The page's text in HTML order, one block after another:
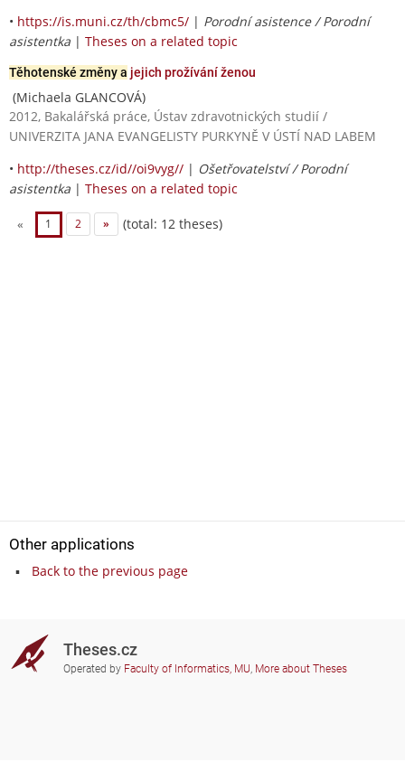
• https://is.muni.cz/th/cbmc5/ | Porodní asistence / Porodní
asistentka | Theses on a related topic
Těhotenské změny a jejich prožívání ženou
(Michaela GLANCOVÁ)
2012, Bakalářská práce, Ústav zdravotnických studií /
UNIVERZITA JANA EVANGELISTY PURKYNĚ V ÚSTÍ NAD LABEM
• http://theses.cz/id//oi9vyg// | Ošetřovatelství / Porodní
asistentka | Theses on a related topic
« 1 2 » (total: 12 theses)
Other applications
Back to the previous page
Theses.cz
Operated by Faculty of Informatics, MU, More about Theses